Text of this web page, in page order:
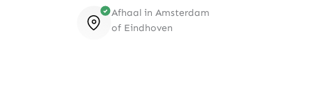
Afhaal in Amsterdam
of Eindhoven